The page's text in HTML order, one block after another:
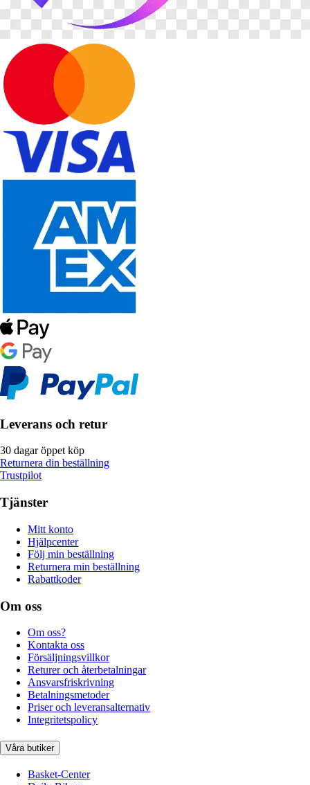
Leverans och retur
30 dagar öppet köp
Returnera din beställning
Trustpilot
Tjänster
Mitt konto
Hjälpcenter
Följ min beställning
Returnera min beställning
Rabattkoder
Om oss
Om oss?
Kontakta oss
Försäljningsvillkor
Returer och återbetalningar
Ansvarsfriskrivning
Betalningsmetoder
Priser och leveransalternativ
Integritetspolicy
Våra butiker
Basket-Center